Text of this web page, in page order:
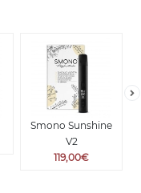
Smono Sunshine
V2
119,00€